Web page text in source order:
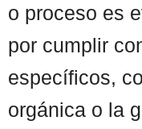
o proceso es
por cumplir
específicos,
orgánica o la